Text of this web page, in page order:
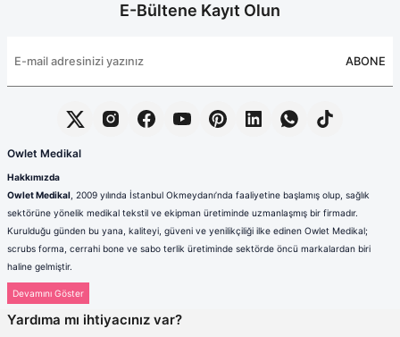
E-Bültene Kayıt Olun
ABONE
Owlet Medikal
Hakkımızda
Owlet Medikal , 2009 yılında İstanbul Okmeydanı’nda faaliyetine başlamış olup, sağlık
sektörüne yönelik medikal tekstil ve ekipman üretiminde uzmanlaşmış bir firmadır.
Kurulduğu günden bu yana, kaliteyi, güveni ve yenilikçiliği ilke edinen Owlet Medikal;
scrubs forma, cerrahi bone ve sabo terlik üretiminde sektörde öncü markalardan biri
haline gelmiştir.
Sağlık çalışanlarının mesleki hayatlarında ihtiyaç duydukları konfor, dayanıklılık ve hijyen
standartlarını karşılamak amacıyla faaliyet gösteren firmamız; güçlü üretim altyapısı,
deneyimli kadrosu ve müşteri odaklı yaklaşımıyla değer yaratmaktadır. Ürünlerimizin her
Yardıma mı ihtiyacınız var?